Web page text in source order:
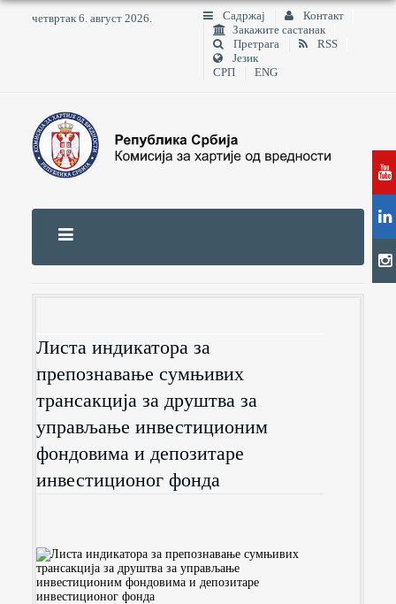
четвртак 6. август 2026. Садржај
Контакт
Закажите састанак
Претрага
RSS
Језик
СРП
ENG
Листа индикатора за
препознавање сумњивих
трансакција за друштва за
управљање инвестиционим
фондовима и депозитаре
инвестиционог фонда